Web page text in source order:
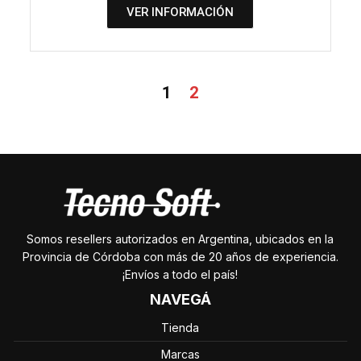
VER INFORMACIÓN
1 2
Somos resellers autorizados en Argentina, ubicados en la
Provincia de Córdoba con más de 20 años de experiencia.
¡Envíos a todo el país!
NAVEGÁ
Tienda
Marcas